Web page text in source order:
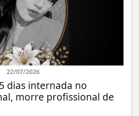
22/07/2026
dias internada no
morre profissional de